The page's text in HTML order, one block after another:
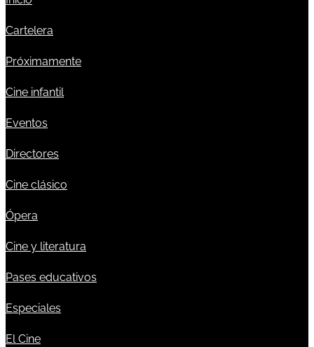
Cartelera
Próximamente
Cine infantil
Eventos
Directores
Cine clásico
Ópera
Cine y literatura
Pases educativos
Especiales
El Cine